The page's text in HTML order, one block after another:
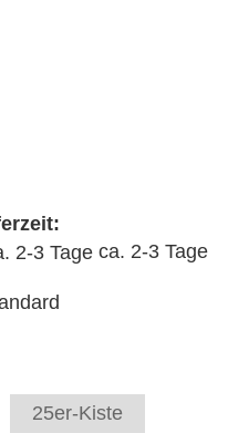
ca. 2-3 Tage
25er-Kiste